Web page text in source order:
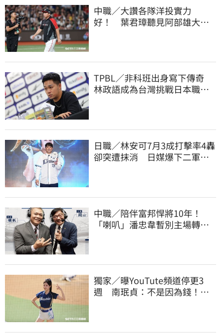
中職／大讚各隊洋投實力
好！ 葉君璋聽見阿部雄大被
TPBL／非科班出身寫下傳奇
林政語成為台灣挑戰日本職籃
日職／林安可7月3成打擊率4轟
卻突遭抹消 日媒爆下二軍背
中職／陪伴富邦悍將10年！
「喇叭」潘忠韋暫別主場轉
獨家／曝YouTute頻道停更3
週 南珉貞：不是因為錢！粉